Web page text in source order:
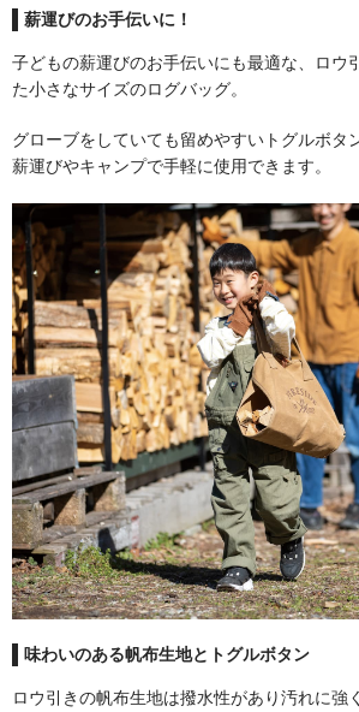
エディルカミン
煙突関連
二重断熱煙突
シングル煙突
煙突取付部材
アクセサリー
炉台・炉壁
遮熱板
ツール
薪運びのお手伝いに！
子どもの薪運びのお手伝いにも最適な、ロウ
た小さなサイズのログバッグ。
グローブをしていても留めやすいトグルボタ
薪運びやキャンプで手軽に使用できます。
味わいのある帆布生地とトグルボタン
ロウ引きの帆布生地は撥水性があり汚れに強